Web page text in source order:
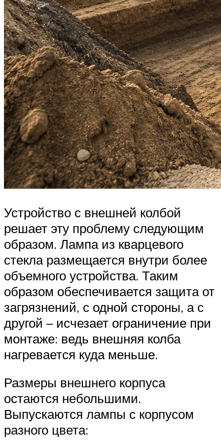
Устройство с внешней колбой
решает эту проблему следующим
образом. Лампа из кварцевого
стекла размещается внутри более
объемного устройства. Таким
образом обеспечивается защита от
загрязнений, с одной стороны, а с
другой – исчезает ограничение при
монтаже: ведь внешняя колба
нагревается куда меньше.
Размеры внешнего корпуса
остаются небольшими.
Выпускаются лампы с корпусом
разного цвета: